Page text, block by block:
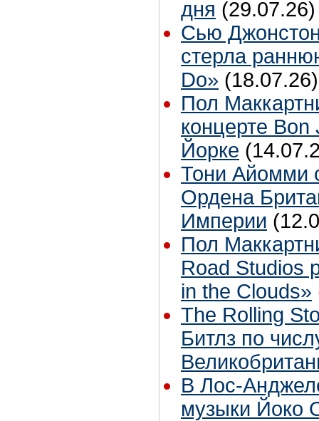
дня (29.07.26)
Сью
стерла
Do» (18.07.26)
Пол
концерте
Йорке
Тони Айомми
Ордена
Империи
Пол
Road Studios
in the Clouds»
The Rolling
Битлз по
В Лос-
музыки Йоко